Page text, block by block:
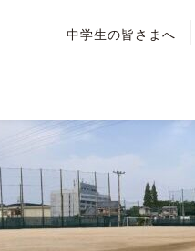
中学生の皆さまへ